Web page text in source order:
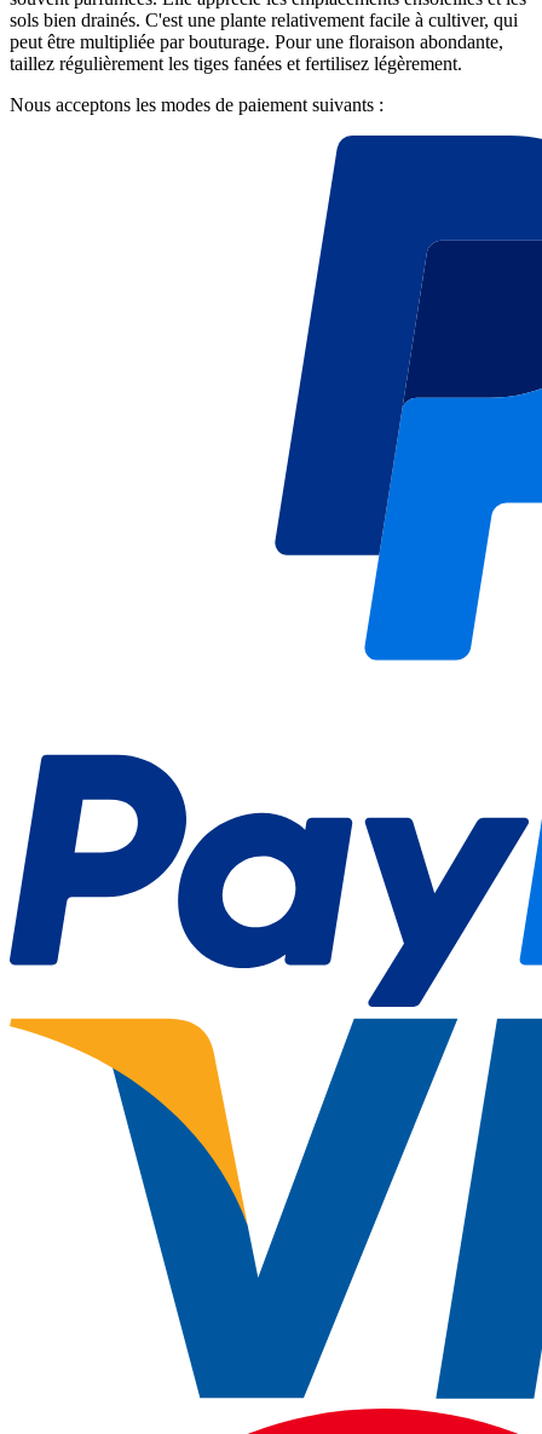
sols bien drainés. C'est une plante relativement facile à cultiver, qui
peut être multipliée par bouturage. Pour une floraison abondante,
taillez régulièrement les tiges fanées et fertilisez légèrement.
Nous acceptons les modes de paiement suivants :